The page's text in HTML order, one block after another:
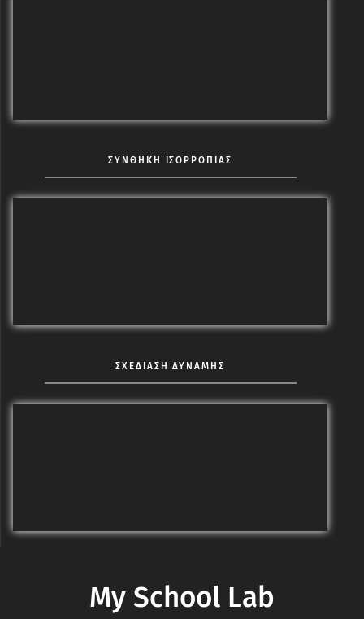
ΣΥΝΘΗΚΗ ΙΣΟΡΡΟΠΙΑΣ
ΣΧΕΔΙΑΣΗ ΔΥΝΑΜΗΣ
My School Lab